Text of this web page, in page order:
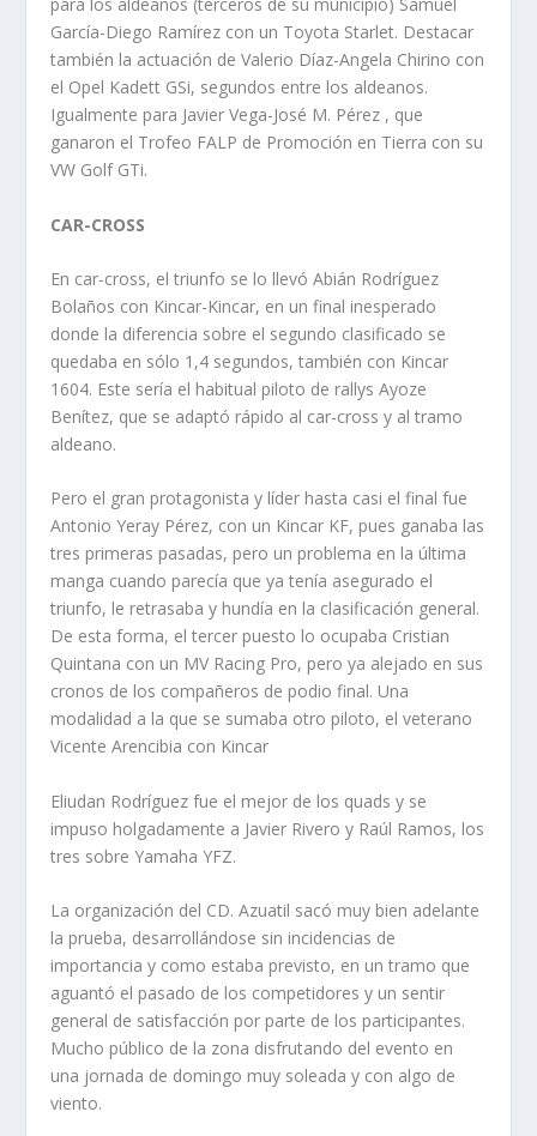
García-Diego Ramírez con un Toyota Starlet. Destacar
también la actuación de Valerio Díaz-Angela Chirino con
el Opel Kadett GSi, segundos entre los aldeanos.
Igualmente para Javier Vega-José M. Pérez , que
ganaron el Trofeo FALP de Promoción en Tierra con su
VW Golf GTi.
CAR-CROSS
En car-cross, el triunfo se lo llevó Abián Rodríguez
Bolaños con Kincar-Kincar, en un final inesperado
donde la diferencia sobre el segundo clasificado se
quedaba en sólo 1,4 segundos, también con Kincar
1604. Este sería el habitual piloto de rallys Ayoze
Benítez, que se adaptó rápido al car-cross y al tramo
aldeano.
Pero el gran protagonista y líder hasta casi el final fue
Antonio Yeray Pérez, con un Kincar KF, pues ganaba las
tres primeras pasadas, pero un problema en la última
manga cuando parecía que ya tenía asegurado el
triunfo, le retrasaba y hundía en la clasificación general.
De esta forma, el tercer puesto lo ocupaba Cristian
Quintana con un MV Racing Pro, pero ya alejado en sus
cronos de los compañeros de podio final. Una
modalidad a la que se sumaba otro piloto, el veterano
Vicente Arencibia con Kincar
Eliudan Rodríguez fue el mejor de los quads y se
impuso holgadamente a Javier Rivero y Raúl Ramos, los
tres sobre Yamaha YFZ.
La organización del CD. Azuatil sacó muy bien adelante
la prueba, desarrollándose sin incidencias de
importancia y como estaba previsto, en un tramo que
aguantó el pasado de los competidores y un sentir
general de satisfacción por parte de los participantes.
Mucho público de la zona disfrutando del evento en
una jornada de domingo muy soleada y con algo de
viento.